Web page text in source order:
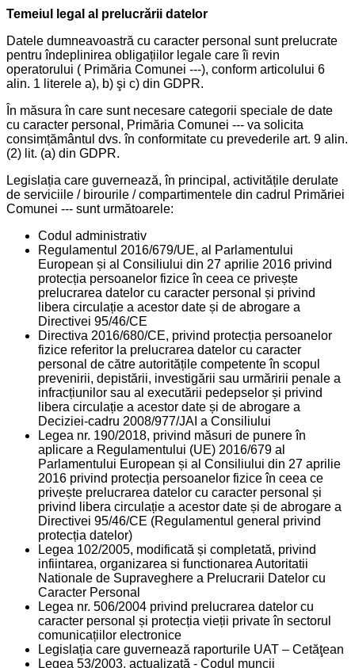
Temeiul legal al prelucrării datelor
Datele dumneavoastră cu caracter personal sunt prelucrate
pentru îndeplinirea obligațiilor legale care îi revin
operatorului ( Primăria Comunei ---), conform articolului 6
alin. 1 literele a), b) şi c) din GDPR.
În măsura în care sunt necesare categorii speciale de date
cu caracter personal, Primăria Comunei --- va solicita
consimțământul dvs. în conformitate cu prevederile art. 9 alin.
(2) lit. (a) din GDPR.
Legislația care guvernează, în principal, activitățile derulate
de serviciile / birourile / compartimentele din cadrul Primăriei
Comunei --- sunt următoarele:
Codul administrativ
Regulamentul 2016/679/UE, al Parlamentului
European și al Consiliului din 27 aprilie 2016 privind
protecția persoanelor fizice în ceea ce privește
prelucrarea datelor cu caracter personal și privind
libera circulație a acestor date și de abrogare a
Directivei 95/46/CE
Directiva 2016/680/CE, privind protecția persoanelor
fizice referitor la prelucrarea datelor cu caracter
personal de către autoritățile competente în scopul
prevenirii, depistării, investigării sau urmăririi penale a
infracțiunilor sau al executării pedepselor și privind
libera circulație a acestor date și de abrogare a
Deciziei-cadru 2008/977/JAI a Consiliului
Legea nr. 190/2018, privind măsuri de punere în
aplicare a Regulamentului (UE) 2016/679 al
Parlamentului European și al Consiliului din 27 aprilie
2016 privind protecția persoanelor fizice în ceea ce
privește prelucrarea datelor cu caracter personal și
privind libera circulație a acestor date și de abrogare a
Directivei 95/46/CE (Regulamentul general privind
protecția datelor)
Legea 102/2005, modificată și completată, privind
infiintarea, organizarea si functionarea Autoritatii
Nationale de Supraveghere a Prelucrarii Datelor cu
Caracter Personal
Legea nr. 506/2004 privind prelucrarea datelor cu
caracter personal și protecția vieții private în sectorul
comunicațiilor electronice
Legislația care guvernează raporturile UAT – Cetăţean
Legea 53/2003, actualizată - Codul muncii